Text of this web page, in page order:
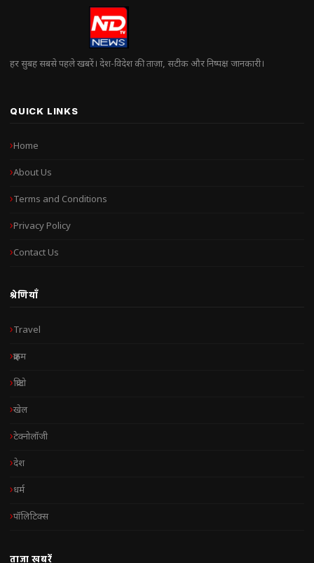
हर सुबह सबसे पहले खबरें। देश-विदेश की ताज़ा, सटीक और निष्पक्ष जानकारी।
QUICK LINKS
Home
About Us
Terms and Conditions
Privacy Policy
Contact Us
श्रेणियाँ
Travel
क्राइम
क्रिप्टो
खेल
टेक्नोलॉजी
देश
धर्म
पॉलिटिक्स
ताज़ा खबरें